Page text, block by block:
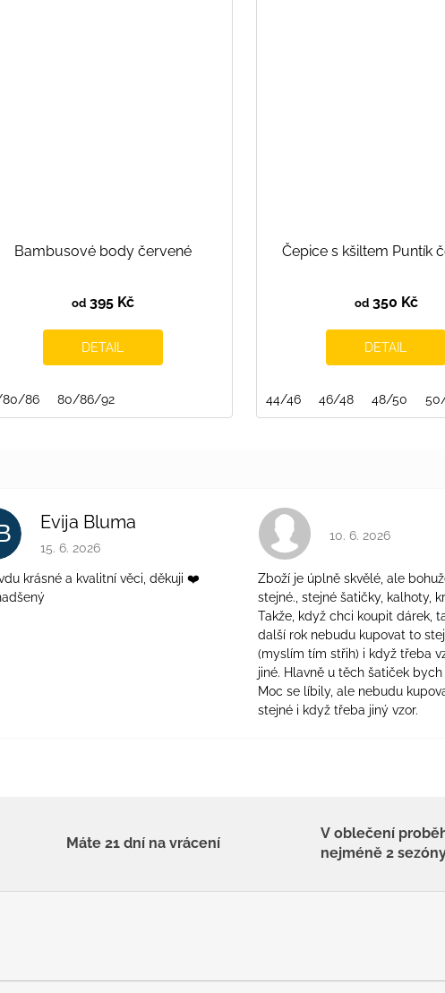
122 122/128 140/146 152/158 158/164
Bambusové body červené
od 395 Kč
DETAIL
80/86 80/86/92
Čepice s kšiltem Puntík
od350 Kč
DETAIL
44/46 46/48 48/50
Evija Bluma
Hodnocení obchodu je 5 z 5 hvězdiček.
15. 6. 2026
krásné a kvalitní věci, děkuji ❤️
Hodnocení
10. 6. 2026
Zboží je úplně skvělé, ale
stejné., stejné šatičky, kalhoty,
Takže, když chci koupit dárek,
další rok nebudu kupovat to
(myslím tím střih) i když třeba
jiné. Hlavně u těch šatiček
Moc se líbily, ale nebudu
stejné i když třeba jiný vzor.
Máte 21 dní na vrácení
V oblečení
nejméně 2